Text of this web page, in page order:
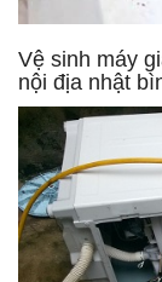
Vệ sinh máy
nội địa nhật